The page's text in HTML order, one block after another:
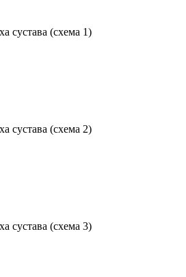
сустава (схема 1)
сустава (схема 2)
сустава (схема 3)